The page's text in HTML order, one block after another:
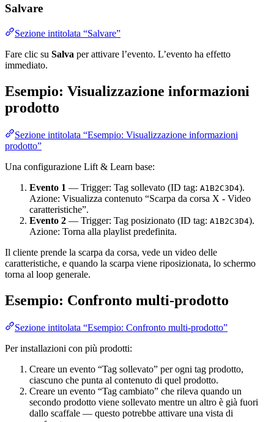
Salvare
Sezione intitolata “Salvare”
Fare clic su Salva per attivare l’evento. L’evento ha effetto
immediato.
Esempio: Visualizzazione informazioni
prodotto
Sezione intitolata “Esempio: Visualizzazione informazioni
prodotto”
Una configurazione Lift & Learn base:
Evento 1 — Trigger: Tag sollevato (ID tag: A1B2C3D4).
Azione: Visualizza contenuto “Scarpa da corsa X - Video
caratteristiche”.
Evento 2 — Trigger: Tag posizionato (ID tag: A1B2C3D4).
Azione: Torna alla playlist predefinita.
Il cliente prende la scarpa da corsa, vede un video delle
caratteristiche, e quando la scarpa viene riposizionata, lo schermo
torna al loop generale.
Esempio: Confronto multi-prodotto
Sezione intitolata “Esempio: Confronto multi-prodotto”
Per installazioni con più prodotti:
Creare un evento “Tag sollevato” per ogni tag prodotto,
ciascuno che punta al contenuto di quel prodotto.
Creare un evento “Tag cambiato” che rileva quando un
secondo prodotto viene sollevato mentre un altro è già fuori
dallo scaffale — questo potrebbe attivare una vista di